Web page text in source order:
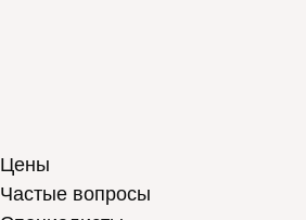
Цены
Частые вопросы